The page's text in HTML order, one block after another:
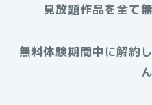
見放題作品を全て
無料体験期間中に解約